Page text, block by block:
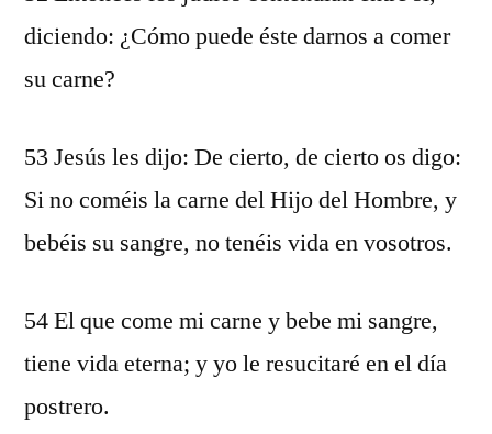
diciendo: ¿Cómo puede éste darnos a comer
su carne?
53 Jesús les dijo: De cierto, de cierto os digo:
Si no coméis la carne del Hijo del Hombre, y
bebéis su sangre, no tenéis vida en vosotros.
54 El que come mi carne y bebe mi sangre,
tiene vida eterna; y yo le resucitaré en el día
postrero.